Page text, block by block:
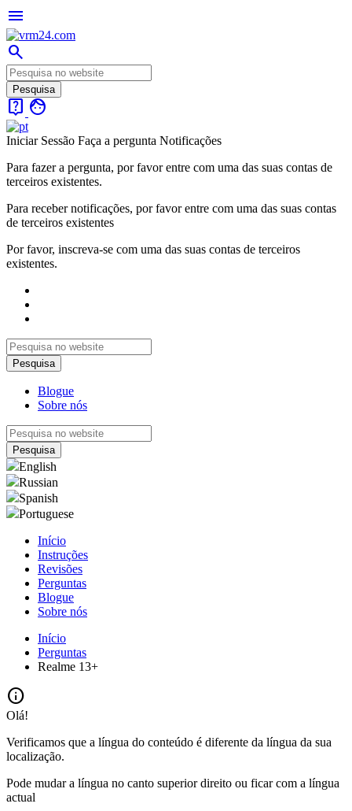
menu
search
live_help face
Iniciar Sessão Faça a pergunta Notificações
Para fazer a pergunta, por favor entre com uma das suas contas de
terceiros existentes.
Para receber notificações, por favor entre com uma das suas contas
de terceiros existentes
Por favor, inscreva-se com uma das suas contas de terceiros
existentes.
Blogue
Sobre nós
English
Russian
Spanish
Portuguese
Início
Instruções
Revisões
Perguntas
Blogue
Sobre nós
Início
Perguntas
Realme 13+
info
Olá!
Verificamos que a língua do conteúdo é diferente da língua da sua
localização.
Pode mudar a língua no canto superior direito ou ficar com a língua
actual